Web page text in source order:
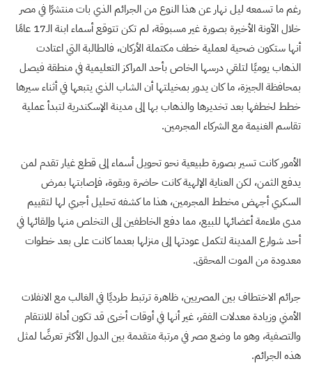
رغم ما تسمعه ليل نهار عن هذا النوع من الجرائم الذي بات منتشرًا في مصر
خلال الآونة الأخيرة بصورة غير مسبوقة، لم تكن تتوقع أسماء ابنة الـ17 عامًا
أنها ستكون ضحية لعملية خطف مكتملة الأركان، فالطالبة التي اعتادت
الذهاب يوميًا لتلقي درسها الخاص بأحد المراكز التعليمية في منطقة فيصل
بمحافظة الجيزة، ما كان يدور بمخيلتها أن الشاب الذي يتبعها في أثناء سيرها
خطط لخطفها بعد تخديرها والذهاب بها إلى مدينة الإسكندرية لتبدأ عملية
تقاسم الغنيمة مع الشركاء المجرمين.
الأمور كانت تسير بصورة طبيعية نحو تحويل أسماء إلى قطع غيار تقدم لمن
يدفع الثمن، لكن العناية الإلهية كانت حاضرة وبقوة، فإصابتها بمرض
السكري أجهض مخطط المجرمين، هذا ما كشفه تحليل أجري لها لتقييم
مدى ملاءمة أعضائها للبيع، مما دفع الخاطفين إلى التخلص منها وإلقائها في
أحد شوارع المدينة لتكمل عودتها إلى منزلها بعدما كانت على بعد خطوات
معدودة من الموت المحقق.
جرائم الاختطاف بين المصريين، ظاهرة ترتبط طرديًا في الغالب مع الانفلات
الأمني وزيادة معدلات الفقر، غير أنها في أوقات أخرى قد تكون أداة للانتقام
والتصفية، وهو ما وضع مصر في مرتبة متقدمة بين الدول الأكثر تعرضًا لمثل
هذه الجرائم.